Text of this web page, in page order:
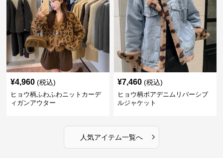
¥4,960 (税込)
ヒョウ柄ふわふわニットカーデ
ィガンアウター
¥7,460 (税込)
ヒョウ柄ボアデニムリバーシブ
ルジャケット
人気アイテム一覧へ ›